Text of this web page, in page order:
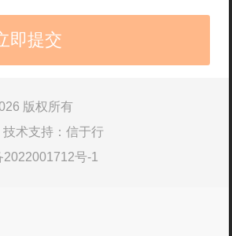
版权所有
技术支持： 信于行
号-1